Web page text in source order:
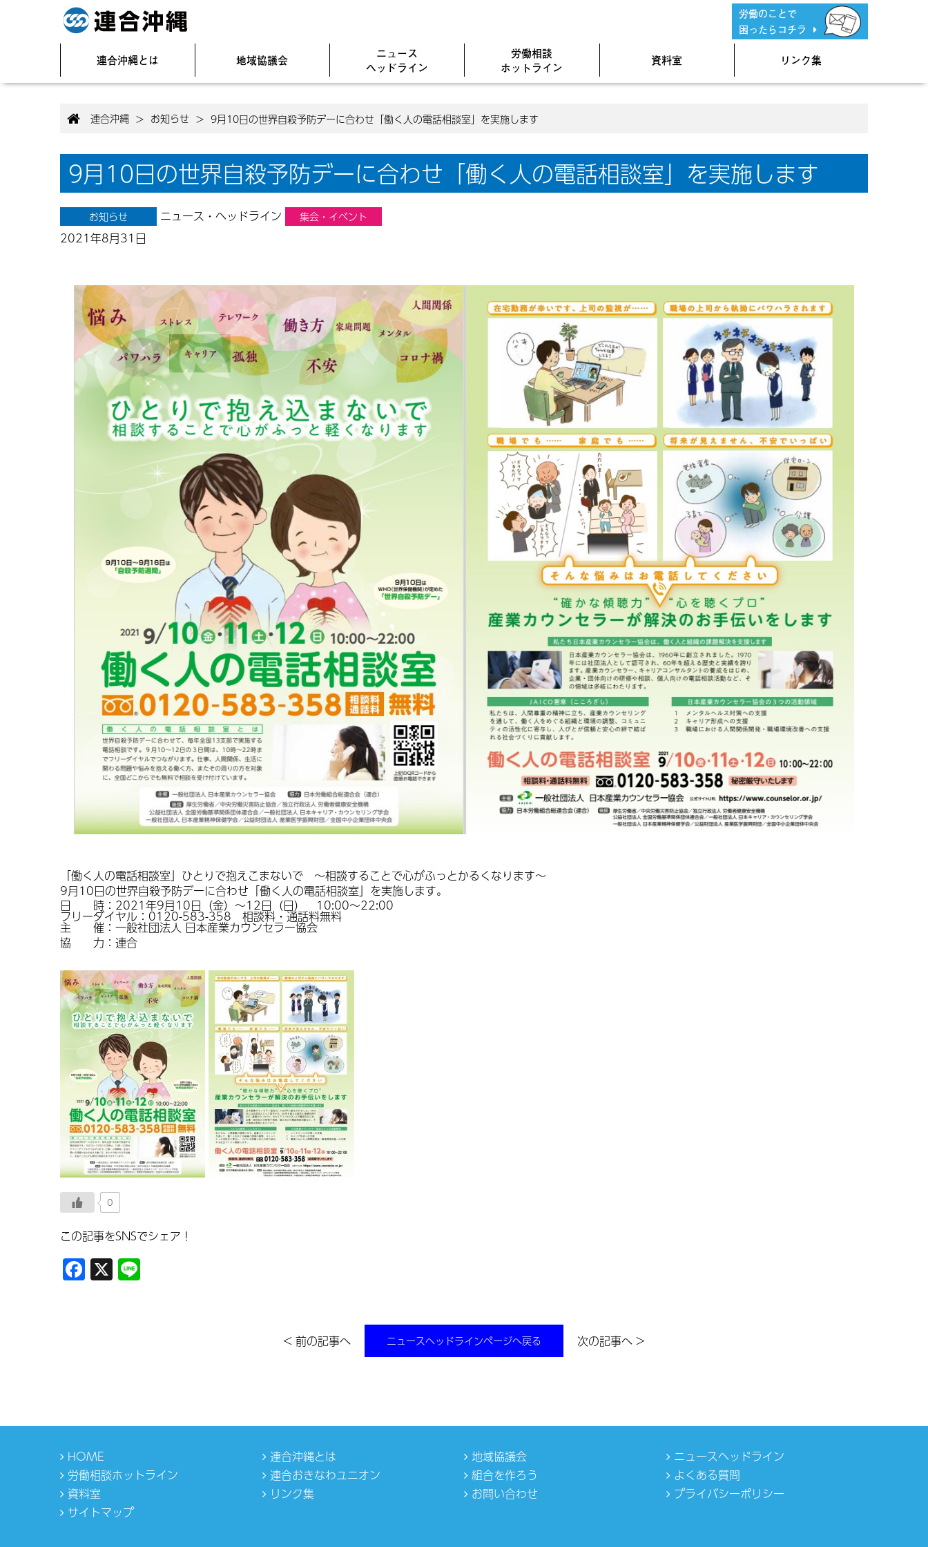
労働のことで
困ったらコチラ
連合沖縄とは 地域協議会
ニュース
ヘッドライン
労働相談
ホットライン
資料室 リンク集
連合沖縄 > お知らせ > 9月10日の世界自殺予防デーに合わせ「働く人の電話相談室」を実施します
9月10日の世界自殺予防デーに合わせ「働く人の電話相談室」を実施します
お知らせ ニュース・ヘッドライン 集会・イベント
2021年8月31日
「働く人の電話相談室」ひとりで抱えこまないで ～相談することで心がふっとかるくなります～
9月10日の世界自殺予防デーに合わせ「働く人の電話相談室」を実施します。
日 時：2021年9月10日（金）～12日（日） 10:00～22:00
フリーダイヤル：0120-583-358 相談料・通話料無料
主 催：一般社団法人 日本産業カウンセラー協会
協 力： 連合
0
この記事をSNSでシェア！
Facebook
X
< 前の記事へ ニュースヘッドラインページへ戻る 次の記事へ >
HOME 連合沖縄とは 地域協議会
ニュースヘッドライン
労働相談ホットライン
連合おきなわユニオン 組合を作ろう
よくある質問
資料室
リンク集 お問い合わせ
プライバシーポリシー
サイトマップ